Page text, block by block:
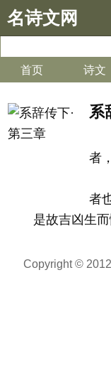
名诗文网
首页 诗文
系
者
者
是故吉凶生而
Copyright ©